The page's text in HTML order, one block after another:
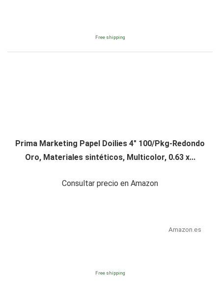
Free shipping
Prima Marketing Papel Doilies 4" 100/Pkg-Redondo
Oro, Materiales sintéticos, Multicolor, 0.63 x...
Consultar precio en Amazon
Amazon.es
Free shipping